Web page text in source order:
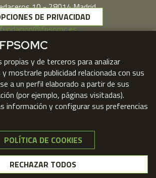
- 28014 Madrid
431 77 80DE PRIVACIDAD
y de terceros para analizar
mostrarle publicidad relacionada con sus
a un perfil elaborado a partir de sus
(por ejemplo, páginas visitadas).
información y configurar sus preferencias
POLÍTICA DE COOKIES
RECHAZAR TODOS
NO, GRACIAS